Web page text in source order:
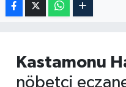
Kastamonu
nöbetçi